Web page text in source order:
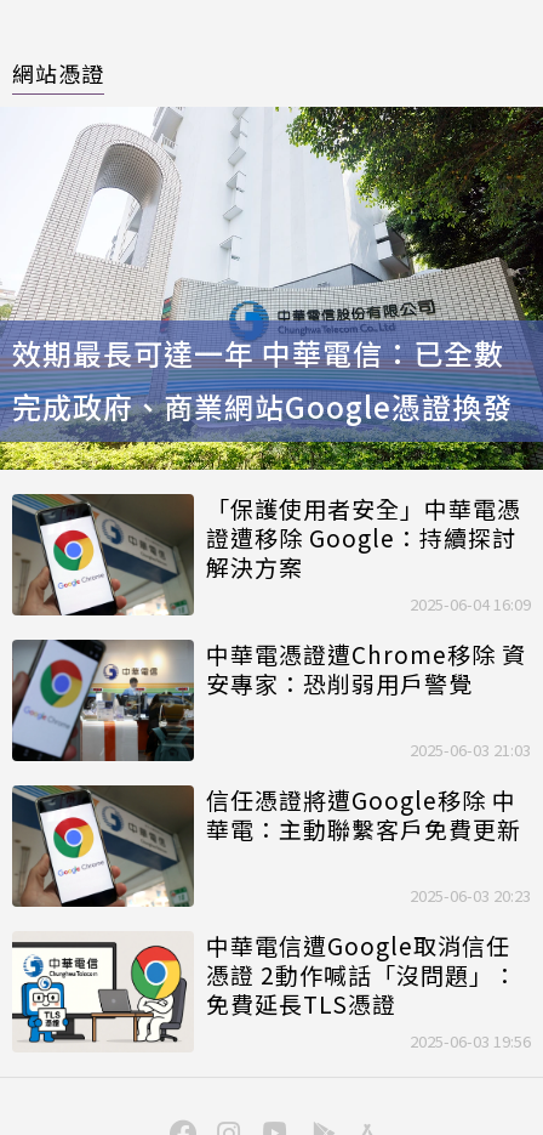
網站憑證
效期最長可達一年 中華電信：已全數
完成政府、商業網站Google憑證換發
「保護使用者安全」中華電憑
證遭移除 Google：持續探討
解決方案
2025-06-04 16:09
中華電憑證遭Chrome移除 資
安專家：恐削弱用戶警覺
2025-06-03 21:03
信任憑證將遭Google移除 中
華電：主動聯繫客戶免費更新
2025-06-03 20:23
中華電信遭Google取消信任
憑證 2動作喊話「沒問題」：
免費延長TLS憑證
2025-06-03 19:56